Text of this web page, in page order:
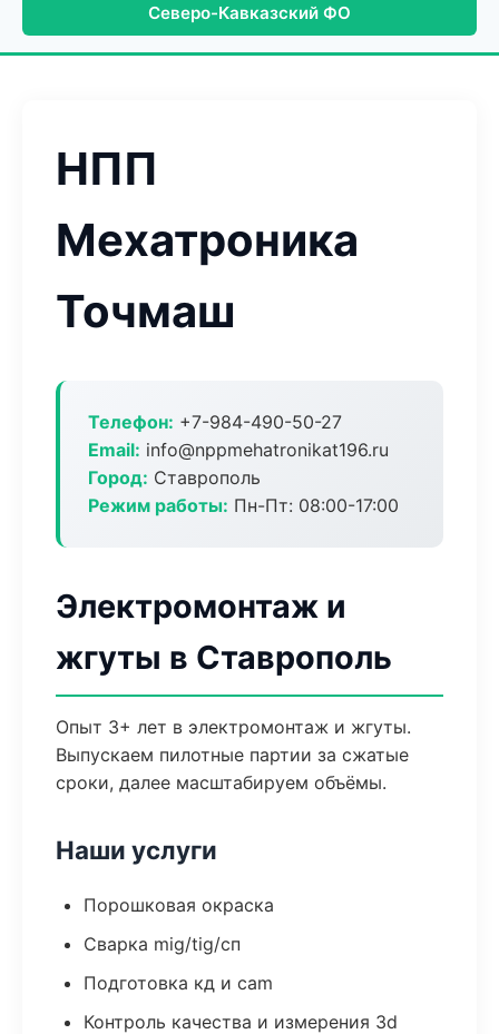
Северо-Кавказский ФО
НПП
Мехатроника
Точмаш
Телефон: +7-984-490-50-27
Email: info@nppmehatronikat196.ru
Город: Ставрополь
Режим работы: Пн-Пт: 08:00-17:00
Электромонтаж и
жгуты в Ставрополь
Опыт 3+ лет в электромонтаж и жгуты.
Выпускаем пилотные партии за сжатые
сроки, далее масштабируем объёмы.
Наши услуги
Порошковая окраска
Сварка mig/tig/сп
Подготовка кд и cam
Контроль качества и измерения 3d